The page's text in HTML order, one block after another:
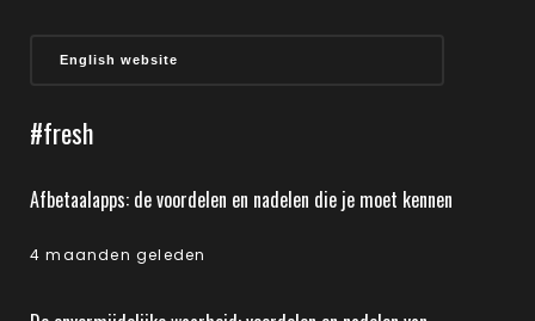
English website
#fresh
Afbetaalapps: de voordelen en nadelen die je moet kennen
4 maanden geleden